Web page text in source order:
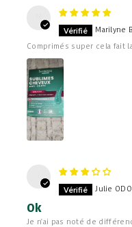
Marilyne
Comprimés super cela fait
Julie
Ok
Je n'ai pas noté de